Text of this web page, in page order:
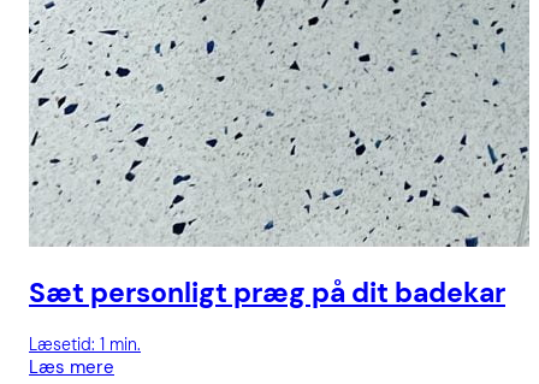
Sæt personligt præg på dit badekar
Læsetid: 1 min.
Læs mere